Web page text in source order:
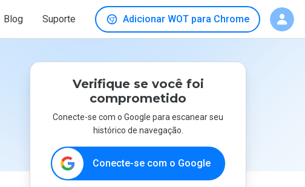
Blog Suporte Adicionar WOT para Chrome
Verifique se você foi
comprometido
Conecte-se com o Google para escanear seu
histórico de navegação.
Conecte-se com o Google